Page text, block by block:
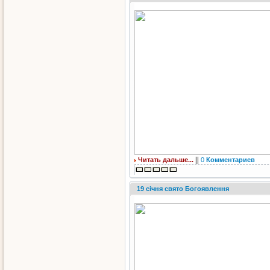
Читать дальше... 0 Комментариев
19 січня свято Богоявлення